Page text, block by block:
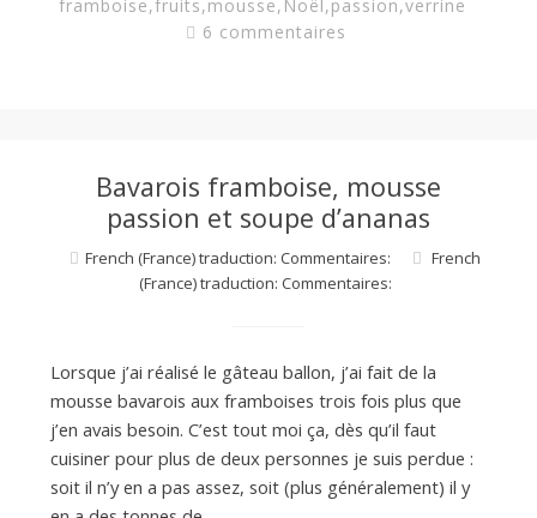
framboise,fruits,mousse, Noël,passion,verrine
6 commentaires
Bavarois framboise, mousse
passion et soupe d’ananas
French (France) traduction: Commentaires:
French
(France) traduction: Commentaires:
Lorsque j’ai réalisé le gâteau ballon, j’ai fait de la
mousse bavarois aux framboises trois fois plus que
j’en avais besoin. C’est tout moi ça, dès qu’il faut
cuisiner pour plus de deux personnes je suis perdue :
soit il n’y en a pas assez, soit (plus généralement) il y